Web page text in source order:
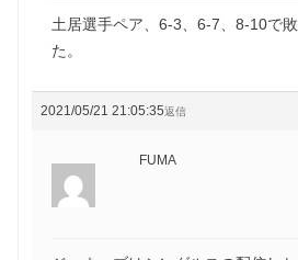
土居選手ペア、6-3、6-7、8-10で
た。
2021/05/21 21:05:35返信
FUMA